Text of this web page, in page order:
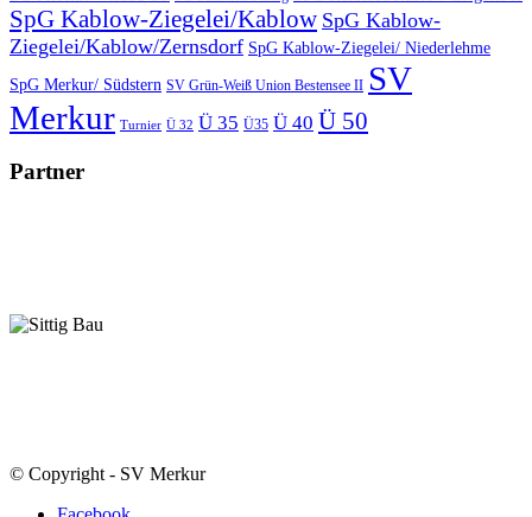
SpG Kablow-Ziegelei/Kablow SpG Kablow-
Ziegelei/Kablow/Zernsdorf SpG Kablow-Ziegelei/ Niederlehme
SpG Merkur/ Südstern SV Grün-Weiß Union Bestensee II SV
Merkur Turnier Ü 32 Ü 35 Ü35 Ü 40 Ü 50
Partner
© Copyright - SV Merkur